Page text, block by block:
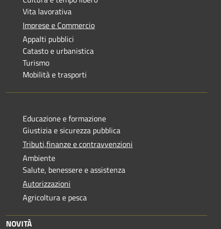
Vita lavorativa
Imprese e Commercio
Appalti pubblici
Catasto e urbanistica
Turismo
Mobilità e trasporti
Educazione e formazione
Giustizia e sicurezza pubblica
Tributi,finanze e contravvenzioni
Ambiente
Salute, benessere e assistenza
Autorizzazioni
Agricoltura e pesca
NOVITÀ